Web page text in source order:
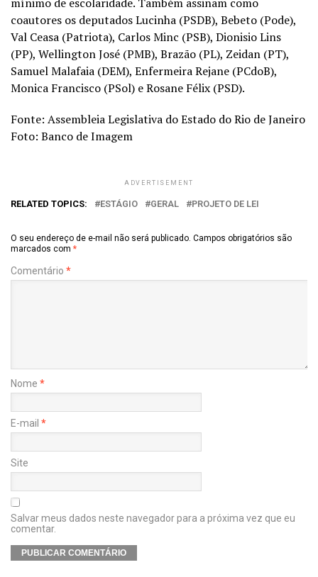
coautores os deputados Lucinha (PSDB), Bebeto (Pode),
Val Ceasa (Patriota), Carlos Minc (PSB), Dionisio Lins
(PP), Wellington José (PMB), Brazão (PL), Zeidan (PT),
Samuel Malafaia (DEM), Enfermeira Rejane (PCdoB),
Monica Francisco (PSol) e Rosane Félix (PSD).
Fonte: Assembleia Legislativa do Estado do Rio de Janeiro
Foto: Banco de Imagem
ADVERTISEMENT
RELATED TOPICS: ESTÁGIO GERAL PROJETO DE LEI
O seu endereço de e-mail não será publicado. Campos obrigatórios são
marcados com *
Comentário *
Nome *
E-mail *
Site
Salvar meus dados neste navegador para a próxima vez que eu
comentar.